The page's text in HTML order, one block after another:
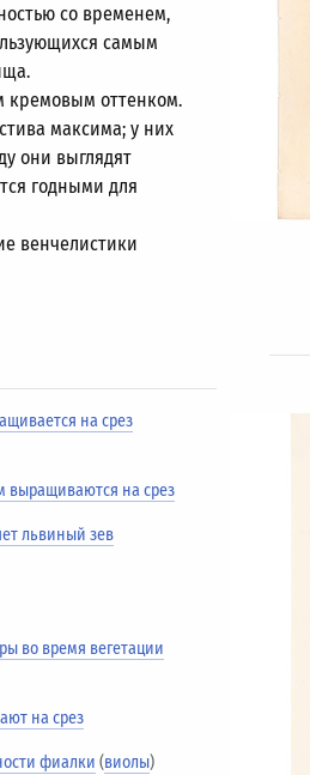
со временем,
самым
оттенком.
максима; у них
они выглядят
годными для
венчелистики
на срез
выращиваются на срез
львиный зев
во время вегетации
на срез
фиалки (виолы)